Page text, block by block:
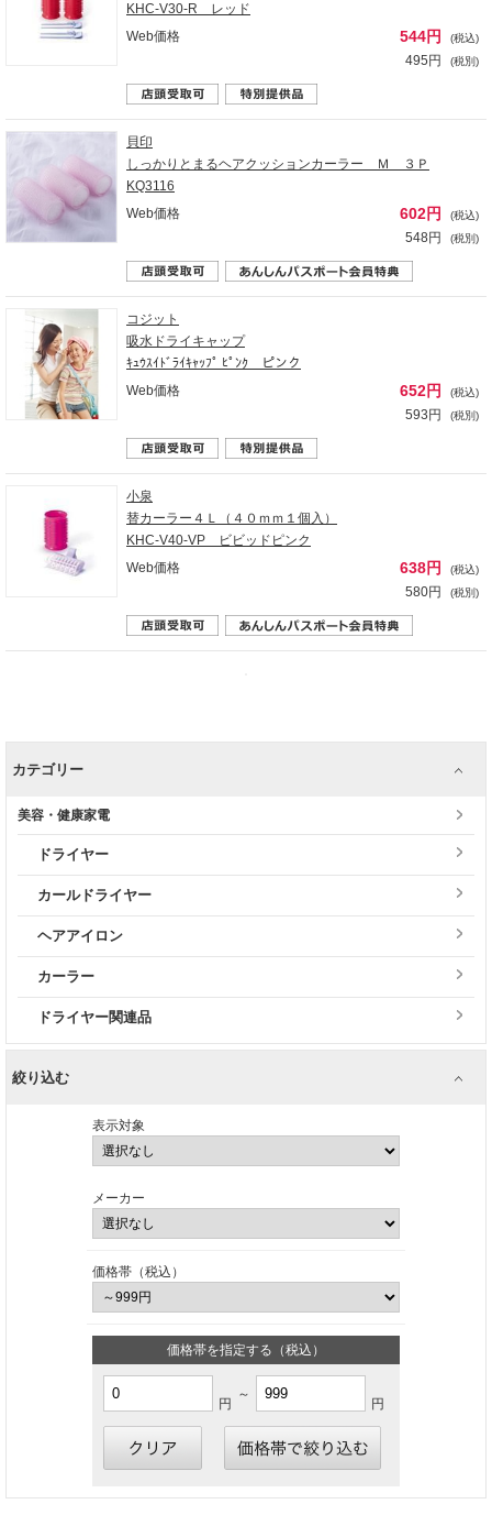
KHC-V30-R レッド
Web価格
544円 (税込)
495円 (税別)
貝印
しっかりとまるヘアクッションカーラー Ｍ ３Ｐ
KQ3116
Web価格
602円 (税込)
548円 (税別)
コジット
吸水ドライキャップ
ｷｭｳｽｲﾄﾞﾗｲｷｬｯﾌﾟ ﾋﾟﾝｸ ピンク
Web価格
652円 (税込)
593円 (税別)
小泉
替カーラー４Ｌ（４０ｍｍ１個入）
KHC-V40-VP ビビッドピンク
Web価格
638円 (税込)
580円 (税別)
カテゴリー
美容・健康家電
ドライヤー
カールドライヤー
ヘアアイロン
カーラー
ドライヤー関連品
絞り込む
表示対象
メーカー
価格帯（税込）
価格帯を指定する（税込）
円
～
円